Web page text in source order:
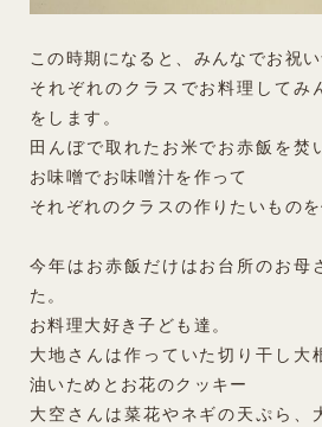
この時期になると、みんなでお祝い
それぞれのクラスでお料理してみ
をします。
田んぼで取れたお米でお赤飯を焚
お味噌でお味噌汁を作って
それぞれのクラスの作りたいものを
今年はお赤飯だけはお台所のお母
た。
お料理大好き子ども達。
大地さんは作っていた切り干し大
油いためとお花のクッキー
大空さんは菜花やネギの天ぷら、